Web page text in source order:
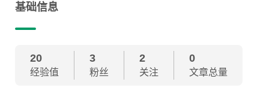
基础信息
20
经验值
3
粉丝
2
关注
0
文章总量